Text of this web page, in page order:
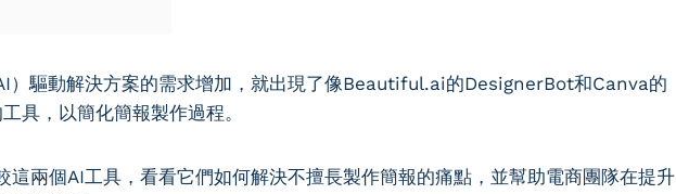
）驅動解決方案的需求增加，就出現了像Beautiful.ai的DesignerBot和Canva的
具，以簡化簡報製作過程。
這兩個AI工具，看看它們如何解決不擅長製作簡報的痛點，並幫助電商團隊在提升